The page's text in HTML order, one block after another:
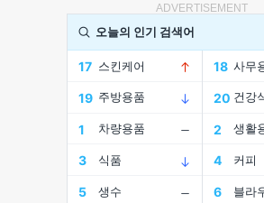
ADVERTISEMENT